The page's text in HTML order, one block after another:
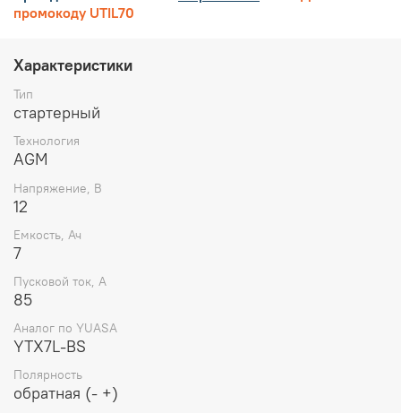
промокоду UTIL70
Характеристики
Тип
стартерный
Технология
AGM
Напряжение, В
12
Емкость, Ач
7
Пусковой ток, А
85
Аналог по YUASA
YTX7L-BS
Полярность
обратная (- +)